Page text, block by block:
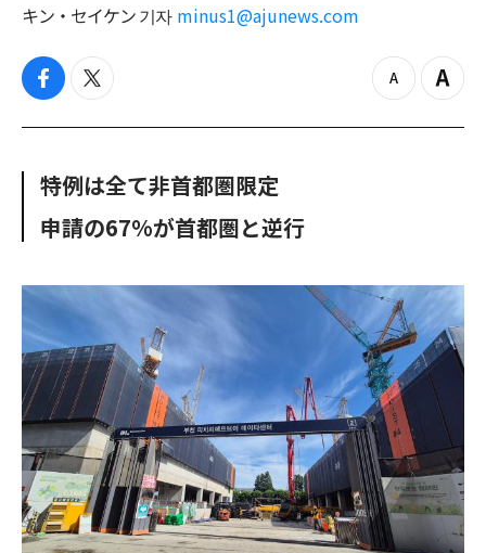
キン・セイケン 기자 minus1@ajunews.com
f
c
o
k
t
i
e
z
o
Z
o
特例は全て非首都圏限定
申請の67%が首都圏と逆行